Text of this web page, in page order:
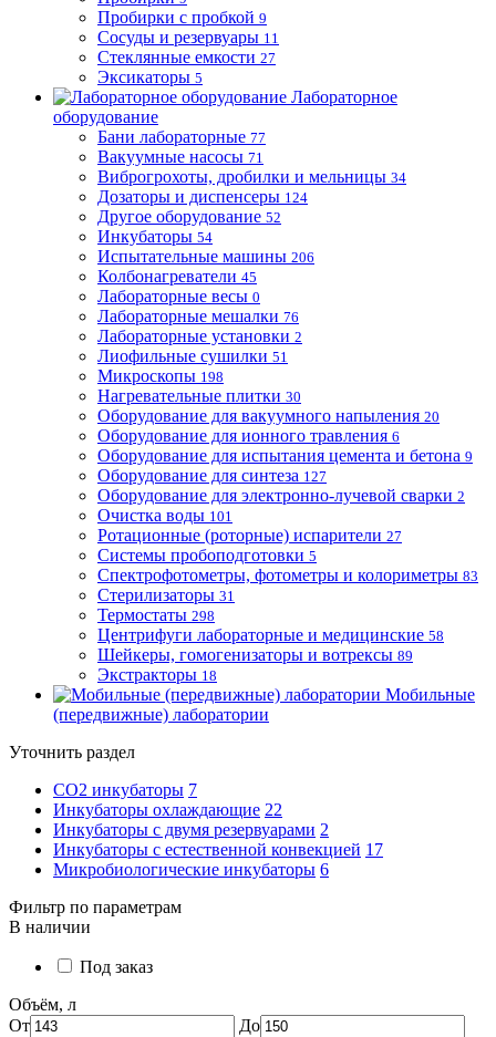
Пробирки с пробкой 9
Сосуды и резервуары 11
Стеклянные емкости 27
Эксикаторы 5
Лабораторное
оборудование
Бани лабораторные 77
Вакуумные насосы 71
Виброгрохоты, дробилки и мельницы 34
Дозаторы и диспенсеры 124
Другое оборудование 52
Инкубаторы 54
Испытательные машины 206
Колбонагреватели 45
Лабораторные весы 0
Лабораторные мешалки 76
Лабораторные установки 2
Лиофильные сушилки 51
Микроскопы 198
Нагревательные плитки 30
Оборудование для вакуумного напыления 20
Оборудование для ионного травления 6
Оборудование для испытания цемента и бетона 9
Оборудование для синтеза 127
Оборудование для электронно-лучевой сварки 2
Очистка воды 101
Ротационные (роторные) испарители 27
Системы пробоподготовки 5
Спектрофотометры, фотометры и колориметры 83
Стерилизаторы 31
Термостаты 298
Центрифуги лабораторные и медицинские 58
Шейкеры, гомогенизаторы и вотрексы 89
Экстракторы 18
Мобильные
(передвижные) лаборатории
Уточнить раздел
CO2 инкубаторы 7
Инкубаторы охлаждающие 22
Инкубаторы с двумя резервуарами 2
Инкубаторы с естественной конвекцией 17
Микробиологические инкубаторы 6
Фильтр по параметрам
В наличии
Под заказ
Объём, л
От
До